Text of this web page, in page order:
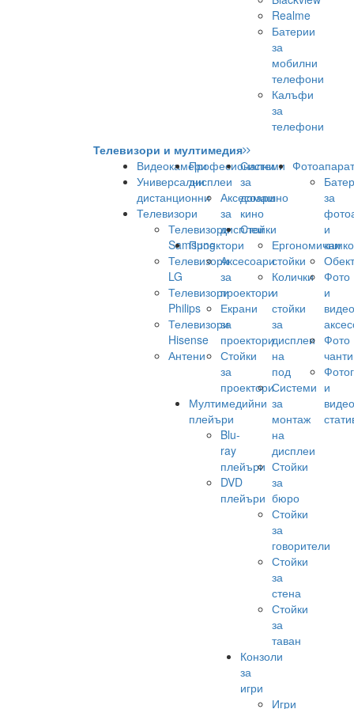
Realme
Батерии
за
мобилни
телефони
Калъфи
за
телефони
Телевизори и мултимедия
Видеокамери
Универсални
дистанционни
Телевизори
Телевизори
Samsung
Телевизори
LG
Телевизори
Philips
Телевизори
Hisense
Антени
Професионални
дисплеи
Аксесоари
за
дисплеи
Проектори
Аксесоари
за
проектори
Екрани
за
проектори
Стойки
за
проектори
Мултимедийни
плейъри
Blu-
ray
плейъри
DVD
плейъри
Системи
за
домашно
кино
Стойки
Ергономични
стойки
Колички
и
стойки
за
дисплеи
на
под
Системи
за
монтаж
на
дисплеи
Стойки
за
бюро
Стойки
за
говорители
Стойки
за
стена
Стойки
за
таван
Конзоли
за
игри
Игри
за
и
Фото
и
видео
Фото
чанти
и
видео